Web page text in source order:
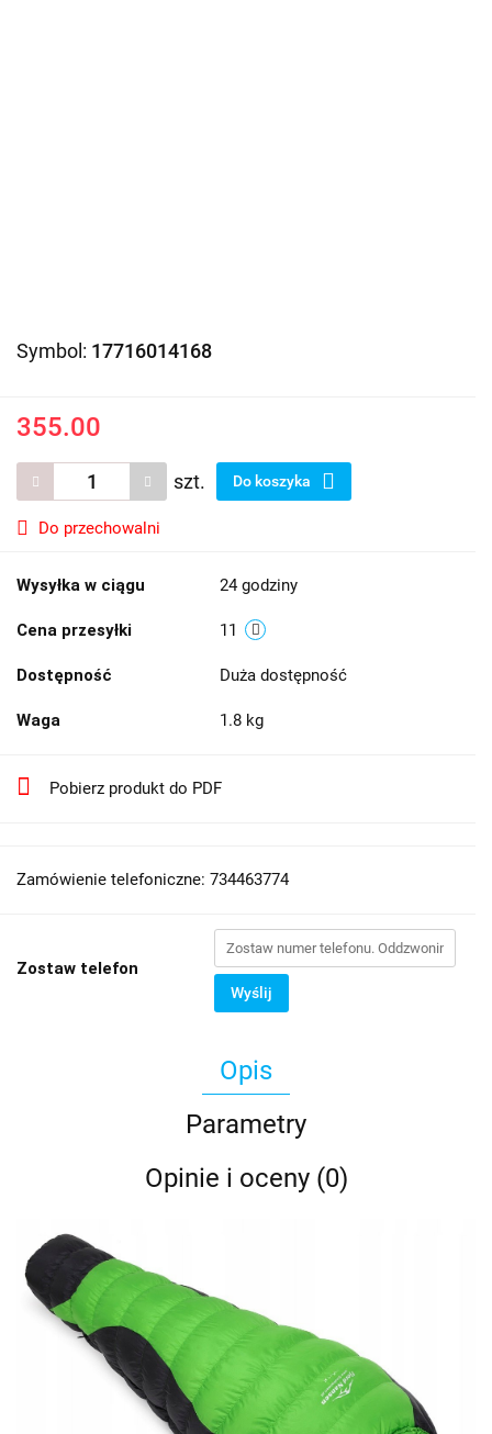
Symbol: 17716014168
355.00
szt. Do koszyka
Do przechowalni
Wysyłka w ciągu 24 godziny
Cena przesyłki 11
Dostępność Duża dostępność
Waga 1.8 kg
Pobierz produkt do PDF
Zamówienie telefoniczne: 734463774
Zostaw telefon
Wyślij
Opis
Parametry
Opinie i oceny (0)